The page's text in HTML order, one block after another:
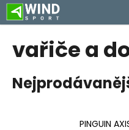
Přejít
na
obsah
vařiče a
PINGUIN
K
o
o